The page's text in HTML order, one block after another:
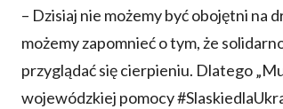
– Dzisiaj nie możemy być obojętni na
możemy zapomnieć o tym, że
przyglądać się cierpieniu. Dlatego
wojewódzkiej pomocy